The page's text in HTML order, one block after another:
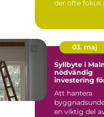
der ofte fokus
03. maj
Syllbyte i
nödvändig
investering
Att hantera
en viktig del